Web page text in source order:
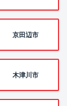
京田辺市
木津川市